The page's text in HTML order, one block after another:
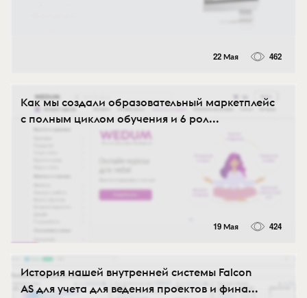
22 Мая 462
Как мы создали образовательный маркетплейс
с полным циклом обучения и 6 рол...
19 Мая 424
История нашей внутренней системы Falcon
AS для учета для ведения проектов и фина...